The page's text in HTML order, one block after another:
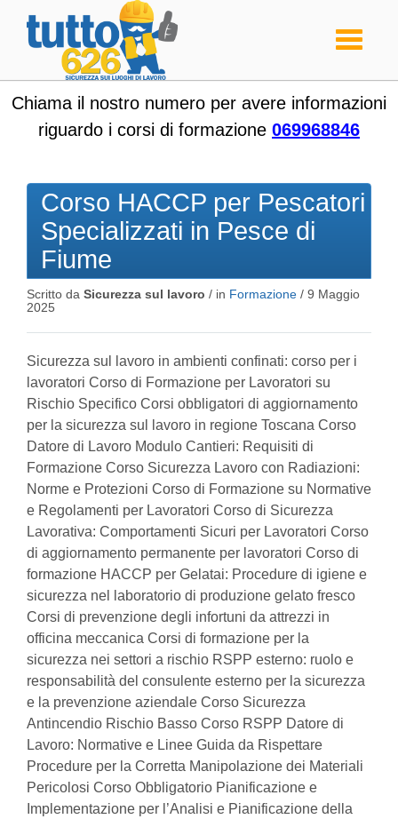
Toggle
Chiama il nostro numero per avere informazioni
riguardo i corsi di formazione 069968846
Corso HACCP per Pescatori
Specializzati in Pesce di
Fiume
Scritto da Sicurezza sul lavoro / in Formazione / 9 Maggio
2025
Sicurezza sul lavoro in ambienti confinati: corso per i
lavoratori Corso di Formazione per Lavoratori su
Rischio Specifico Corsi obbligatori di aggiornamento
per la sicurezza sul lavoro in regione Toscana Corso
Datore di Lavoro Modulo Cantieri: Requisiti di
Formazione Corso Sicurezza Lavoro con Radiazioni:
Norme e Protezioni Corso di Formazione su Normative
e Regolamenti per Lavoratori Corso di Sicurezza
Lavorativa: Comportamenti Sicuri per Lavoratori Corso
di aggiornamento permanente per lavoratori Corso di
formazione HACCP per Gelatai: Procedure di igiene e
sicurezza nel laboratorio di produzione gelato fresco
Corsi di prevenzione degli infortuni da attrezzi in
officina meccanica Corsi di formazione per la
sicurezza nei settori a rischio RSPP esterno: ruolo e
responsabilità del consulente esterno per la sicurezza
e la prevenzione aziendale Corso Sicurezza
Antincendio Rischio Basso Corso RSPP Datore di
Lavoro: Normative e Linee Guida da Rispettare
Procedure per la Corretta Manipolazione dei Materiali
Pericolosi Corso Obbligatorio Pianificazione e
Implementazione per l’Analisi e Pianificazione della